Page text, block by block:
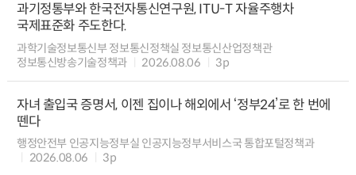
과기정통부와 한국전자통신연구원, ITU-T 자율주행차
국제표준화 주도한다.
과학기술정보통신부 정보통신정책실 정보통신산업정책관
정보통신방송기술정책과
2026.08.06 3p
자녀 출입국 증명서, 이젠 집이나 해외에서 ‘정부24’로 한 번에
뗀다
행정안전부 인공지능정부실 인공지능정부서비스국 통합포털정책과
2026.08.06
3p